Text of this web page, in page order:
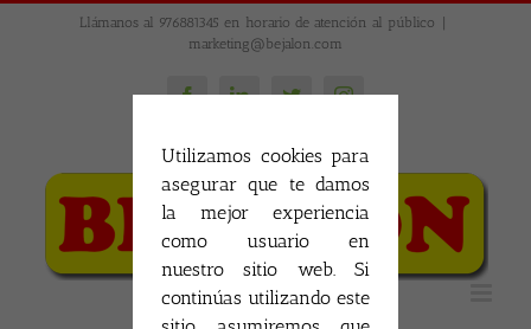
Utilizamos cookies para
asegurar que te damos
la mejor experiencia
como usuario en
nuestro sitio web. Si
continúas utilizando este
Llámanos al 976881345 en horario de atención al público
marketing@bejalon.com
FacebookLinkedInTwitterInstagram